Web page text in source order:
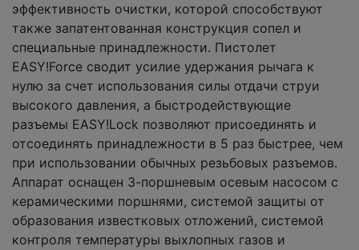
эффективность очистки, которой способствуют
также запатентованная конструкция сопел и
специальные принадлежности. Пистолет
EASY!Force сводит усилие удержания рычага к
нулю за счет использования силы отдачи струи
высокого давления, а быстродействующие
разъемы EASY!Lock позволяют присоединять и
отсоединять принадлежности в 5 раз быстрее, чем
при использовании обычных резьбовых разъемов.
Аппарат оснащен 3-поршневым осевым насосом с
керамическими поршнями, системой защиты от
образования известковых отложений, системой
контроля температуры выхлопных газов и